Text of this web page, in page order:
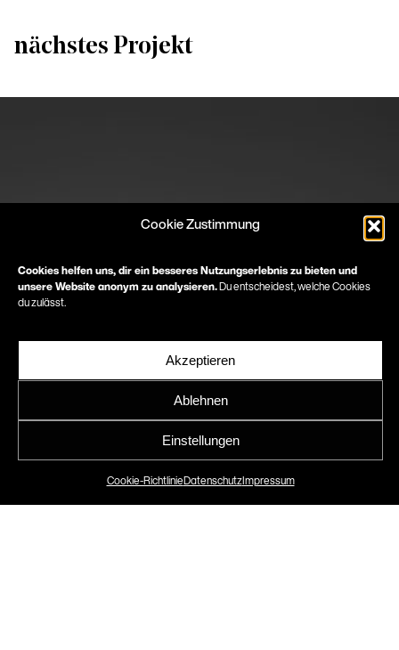
Cookie Zustimmung
Cookies helfen uns, dir ein besseres Nutzungserlebnis zu bieten und
unsere Website anonym zu analysieren. Du entscheidest, welche Cookies
du zulässt.
Akzeptieren
Ablehnen
Einstellungen
Cookie-RichtlinieDatenschutzImpressum
nächstes Projekt
Konrad Merkt GmbH
Website